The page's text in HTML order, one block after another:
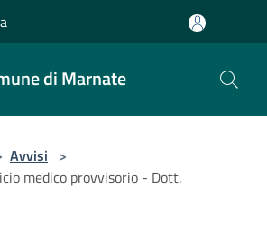
di Marnate
Avvisi >
medico provvisorio - Dott.